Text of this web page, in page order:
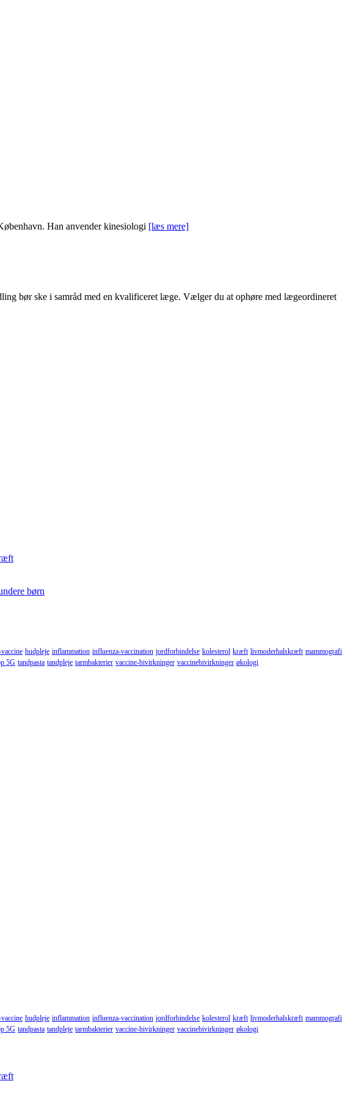
Han anvender kinesiologi [læs mere]
bør ske i samråd med en kvalificeret læge. Vælger du at ophøre med lægeordineret
børn
hudpleje inflammation influenza-vaccination jordforbindelse kolesterol kræft livmoderhalskræft mammografi
5G tandpasta tandpleje tarmbakterier vaccine-bivirkninger vaccinebivirkninger økologi
hudpleje inflammation influenza-vaccination jordforbindelse kolesterol kræft livmoderhalskræft mammografi
5G tandpasta tandpleje tarmbakterier vaccine-bivirkninger vaccinebivirkninger økologi